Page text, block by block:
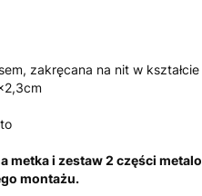
zakręcana na nit w
metka i zestaw 2 części
montażu.